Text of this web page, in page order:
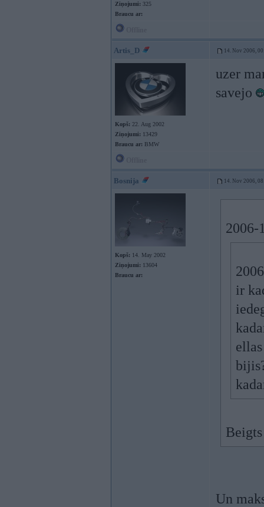
Ziņojumi: 325
Braucu ar:
Artis_D 14. Nov 2006,
Kopš: 22. Aug 2002
Ziņojumi: 13429
Braucu ar: BMW
uzer
savejo
Bosnija 14. Nov 2006,
Kopš: 14. May 2002
Ziņojumi: 13604
Braucu ar:
2006-
ir
Un